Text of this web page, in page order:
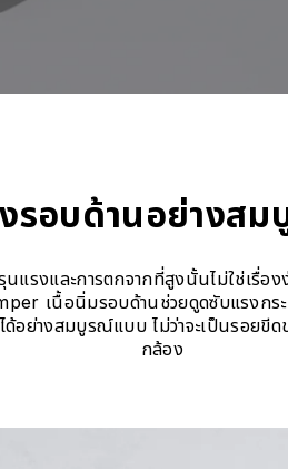
รอบด้านอย่างส
แรงและการตกจากที่สูงนั้นไม่ใช่เรื่
เนื้อนิ่มรอบด้านช่วยดูดซับแรง
ด้อย่างสมบูรณ์แบบ ไม่ว่าจะเป็นรอย
กล้อง